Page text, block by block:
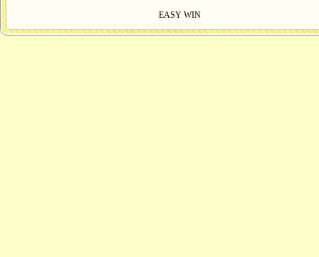
EASY WIN